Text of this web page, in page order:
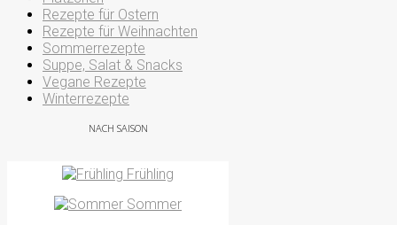
Rezepte für Ostern
Rezepte für Weihnachten
Sommerrezepte
Suppe, Salat & Snacks
Vegane Rezepte
Winterrezepte
NACH SAISON
Frühling
Sommer